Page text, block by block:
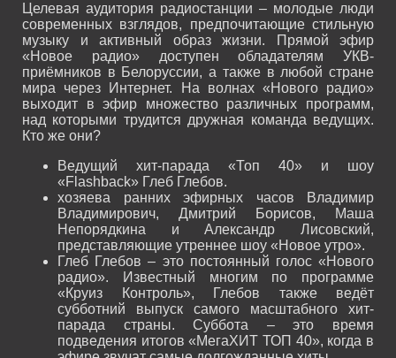
Целевая аудитория радиостанции – молодые люди
современных взглядов, предпочитающие стильную
музыку и активный образ жизни. Прямой эфир
«Новое радио» доступен обладателям УКВ-
приёмников в Белоруссии, а также в любой стране
мира через Интернет. На волнах «Нового радио»
выходит в эфир множество различных программ,
над которыми трудится дружная команда ведущих.
Кто же они?
Ведущий хит-парада «Топ 40» и шоу
«Flashback» Глеб Глебов.
хозяева ранних эфирных часов Владимир
Владимирович, Дмитрий Борисов, Маша
Непорядкина и Александр Лисовский,
представляющие утреннее шоу «Новое утро».
Глеб Глебов – это постоянный голос «Нового
радио». Известный многим по программе
«Круиз Контроль», Глебов также ведёт
субботний выпуск самого масштабного хит-
парада страны. Суббота – это время
подведения итогов «МегаХИТ ТОП 40», когда в